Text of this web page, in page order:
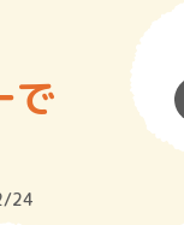
で
24